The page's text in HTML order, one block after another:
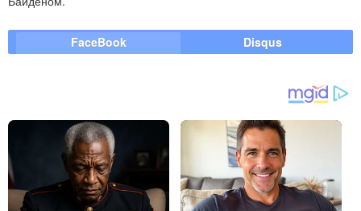
FaceBook Disqus